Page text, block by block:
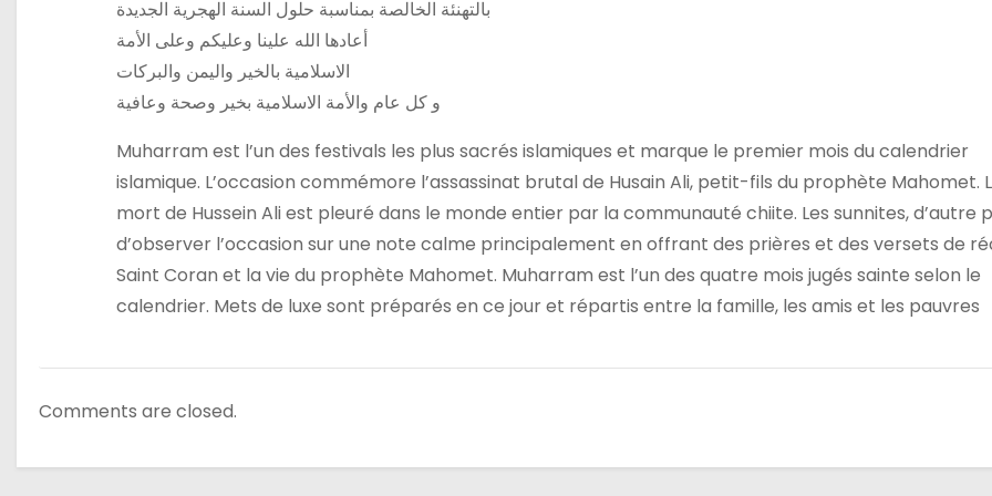
بالتهنئة الخالصة بمناسبة حلول السنة الهجرية الجديدة
أعادها الله علينا وعليكم وعلى الأمة
الاسلامية بالخير واليمن والبركات
و كل عام والأمة الاسلامية بخير وصحة وعافية
Muharram est l’un des festivals les plus sacrés islamiques et marque le premier mois du calendrier
islamique. L’occasion commémore l’assassinat brutal de Husain Ali, petit-fils du prophète Mahomet.
mort de Hussein Ali est pleuré dans le monde entier par la communauté chiite. Les sunnites, d’autre
d’observer l’occasion sur une note calme principalement en offrant des prières et des versets de
Saint Coran et la vie du prophète Mahomet. Muharram est l’un des quatre mois jugés sainte selon le
calendrier. Mets de luxe sont préparés en ce jour et répartis entre la famille, les amis et les pauvres
Comments are closed.